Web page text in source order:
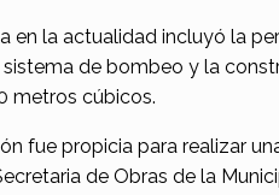
en la actualidad incluyó la
de bombeo y la
metros cúbicos.
fue propicia para realizar
de Obras de la